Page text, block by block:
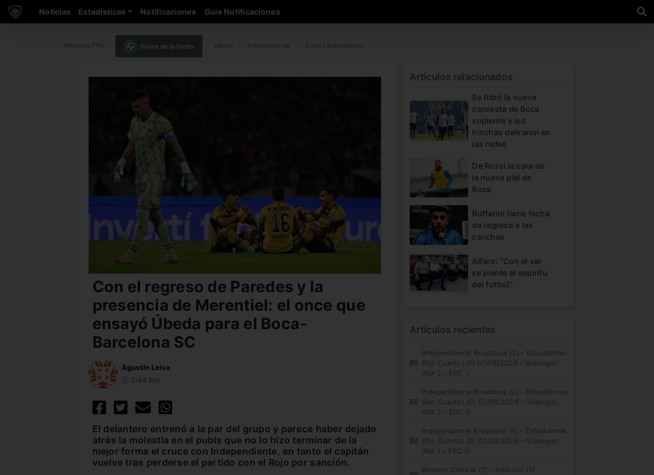
Noticias Estadísticas Notificaciones Guia Notificaciones
Goles de la fecha
Con el regreso de Paredes y la
presencia de Merentiel: el once que
ensayó Úbeda para el Boca-
Barcelona SC
Agustín Leiva
El delantero entrenó a la par del grupo y parece haber dejado
atrás la molestia en el pubis que no lo hizo terminar de la
mejor forma el cruce con Independiente, en tanto el capitán
vuelve tras perderse el partido con el Rojo por sanción.
Artículos relacionados
Se filtró la nueva
camiseta de Boca
suplente y los
hinchas deliraron en
las redes
De Rossi la cara de
la nueva piel de
Boca
Buffarini tiene fecha
de regreso a las
canchas
Alfaro: “Con el var
se pierde el espiritu
del futbol”.
Artículos recientes
Independiente Rivadavia (2) – Estudiantes
(Río Cuarto) (1) 07/08/2026 – Videogol:
IRM 2 – ERC 1
Independiente Rivadavia (2) – Estudiantes
(Río Cuarto) (0) 07/08/2026 – Videogol:
IRM 2 – ERC 0
Independiente Rivadavia (1) – Estudiantes
(Río Cuarto) (0) 07/08/2026 – Videogol:
IRM 1 – ERC 0
Rosario Central (2) – Aldosivi (1)